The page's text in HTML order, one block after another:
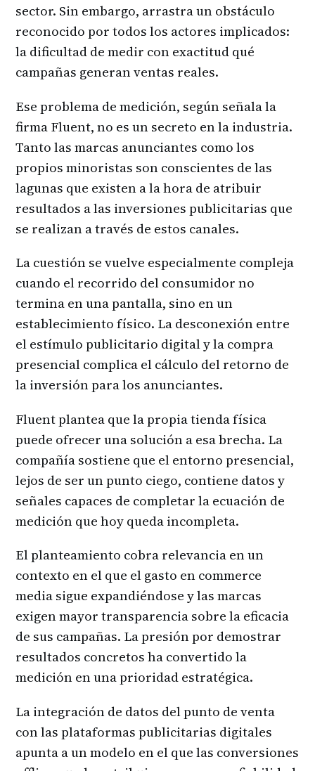
sector. Sin embargo, arrastra un obstáculo
reconocido por todos los actores implicados:
la dificultad de medir con exactitud qué
campañas generan ventas reales.
Ese problema de medición, según señala la
firma Fluent, no es un secreto en la industria.
Tanto las marcas anunciantes como los
propios minoristas son conscientes de las
lagunas que existen a la hora de atribuir
resultados a las inversiones publicitarias que
se realizan a través de estos canales.
La cuestión se vuelve especialmente compleja
cuando el recorrido del consumidor no
termina en una pantalla, sino en un
establecimiento físico. La desconexión entre
el estímulo publicitario digital y la compra
presencial complica el cálculo del retorno de
la inversión para los anunciantes.
Fluent plantea que la propia tienda física
puede ofrecer una solución a esa brecha. La
compañía sostiene que el entorno presencial,
lejos de ser un punto ciego, contiene datos y
señales capaces de completar la ecuación de
medición que hoy queda incompleta.
El planteamiento cobra relevancia en un
contexto en el que el gasto en commerce
media sigue expandiéndose y las marcas
exigen mayor transparencia sobre la eficacia
de sus campañas. La presión por demostrar
resultados concretos ha convertido la
medición en una prioridad estratégica.
La integración de datos del punto de venta
con las plataformas publicitarias digitales
apunta a un modelo en el que las conversiones